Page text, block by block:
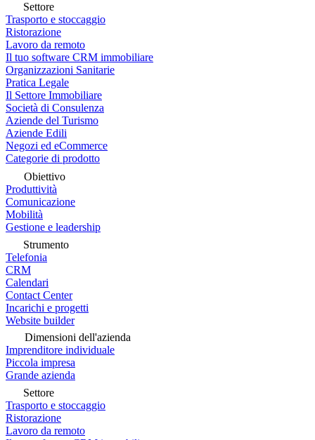
Settore
Trasporto e stoccaggio
Ristorazione
Lavoro da remoto
Il tuo software CRM immobiliare
Organizzazioni Sanitarie
Pratica Legale
Il Settore Immobiliare
Società di Consulenza
Aziende del Turismo
Aziende Edili
Negozi ed eCommerce
Categorie di prodotto
Obiettivo
Produttività
Comunicazione
Mobilità
Gestione e leadership
Strumento
Telefonia
CRM
Calendari
Contact Center
Incarichi e progetti
Website builder
Dimensioni dell'azienda
Imprenditore individuale
Piccola impresa
Grande azienda
Settore
Trasporto e stoccaggio
Ristorazione
Lavoro da remoto